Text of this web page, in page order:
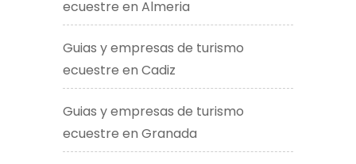
ecuestre en Almeria
Guias y empresas de turismo
ecuestre en Cadiz
Guias y empresas de turismo
ecuestre en Granada